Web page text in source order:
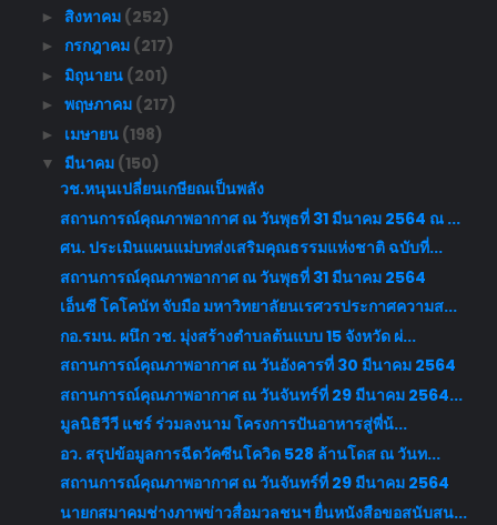
► สิงหาคม (252)
► กรกฎาคม (217)
► มิถุนายน (201)
► พฤษภาคม (217)
► เมษายน (198)
▼ มีนาคม (150)
วช.หนุนเปลี่ยนเกษียณเป็นพลัง
สถานการณ์คุณภาพอากาศ ณ วันพุธที่ 31 มีนาคม 2564 ณ ...
ศน. ประเมินแผนแม่บทส่งเสริมคุณธรรมแห่งชาติ ฉบับที่...
สถานการณ์คุณภาพอากาศ ณ วันพุธที่ 31 มีนาคม 2564
เอ็นซี โคโคนัท จับมือ มหาวิทยาลัยนเรศวรประกาศความส...
กอ.รมน. ผนึก วช. มุ่งสร้างตำบลต้นแบบ 15 จังหวัด ผ่...
สถานการณ์คุณภาพอากาศ ณ วันอังคารที่ 30 มีนาคม 2564
สถานการณ์คุณภาพอากาศ ณ วันจันทร์ที่ 29 มีนาคม 2564...
มูลนิธิวีวี แชร์ ร่วมลงนาม โครงการปันอาหารสู่พี่น้...
อว. สรุปข้อมูลการฉีดวัคซีนโควิด 528 ล้านโดส ณ วันท...
สถานการณ์คุณภาพอากาศ ณ วันจันทร์ที่ 29 มีนาคม 2564
นายกสมาคมช่างภาพข่าวสื่อมวลชนฯ ยื่นหนังสือขอสนับสน...